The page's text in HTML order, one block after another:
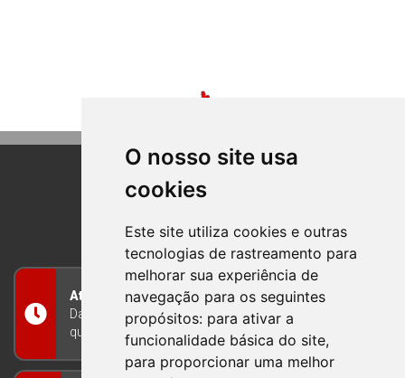
O nosso site usa
cookies
Este site utiliza cookies e outras
tecnologias de rastreamento para
melhorar sua experiência de
navegação para os seguintes
propósitos: para ativar a
funcionalidade básica do site,
para proporcionar uma melhor
BOM PRINCIPIO
RIO GRANDE DO SUL
Atendimento
Das 8h às 12h e das 13h às 17h30, de segunda a
quinta-feira, e nas sextas-feiras das 7h às 13h